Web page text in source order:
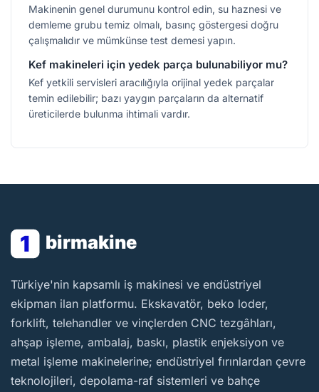
Makinenin genel durumunu kontrol edin, su haznesi ve
demleme grubu temiz olmalı, basınç göstergesi doğru
çalışmalıdır ve mümkünse test demesi yapın.
Kef makineleri için yedek parça bulunabiliyor mu?
Kef yetkili servisleri aracılığıyla orijinal yedek parçalar
temin edilebilir; bazı yaygın parçaların da alternatif
üreticilerde bulunma ihtimali vardır.
1 birmakine
BirMakine
Türkiye'nin kapsamlı iş makinesi ve endüstriyel
ekipman ilan platformu. Ekskavatör, beko loder,
forklift, telehandler ve vinçlerden CNC tezgâhları,
ahşap işleme, ambalaj, baskı, plastik enjeksiyon ve
metal işleme makinelerine; endüstriyel fırınlardan çevre
teknolojileri, depolama-raf sistemleri ve bahçe